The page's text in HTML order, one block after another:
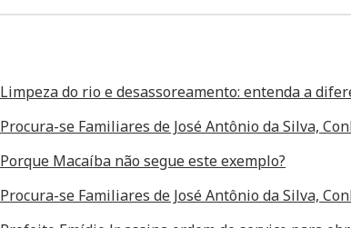
Limpeza do rio e desassoreamento: entenda a
Procura-se Familiares de José Antônio da Silva,
Porque Macaíba não segue este exemplo?
Procura-se Familiares de José Antônio da Silva,